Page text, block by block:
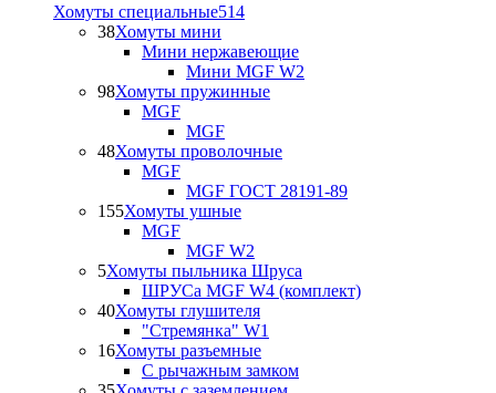
Хомуты специальные514
38Хомуты мини
Мини нержавеющие
Мини MGF W2
98Хомуты пружинные
MGF
MGF
48Хомуты проволочные
MGF
MGF ГОСТ 28191-89
155Хомуты ушные
MGF
MGF W2
5Хомуты пыльника Шруса
ШРУСа MGF W4 (комплект)
40Хомуты глушителя
"Стремянка" W1
16Хомуты разъемные
С рычажным замком